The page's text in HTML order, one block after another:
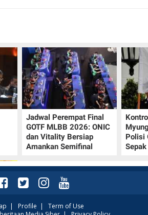
Jadwal Perempat Final
GOTF MLBB 2026: ONIC
dan Vitality Bersiap
Amankan Semifinal
Polisi
| Profile | Term of Use